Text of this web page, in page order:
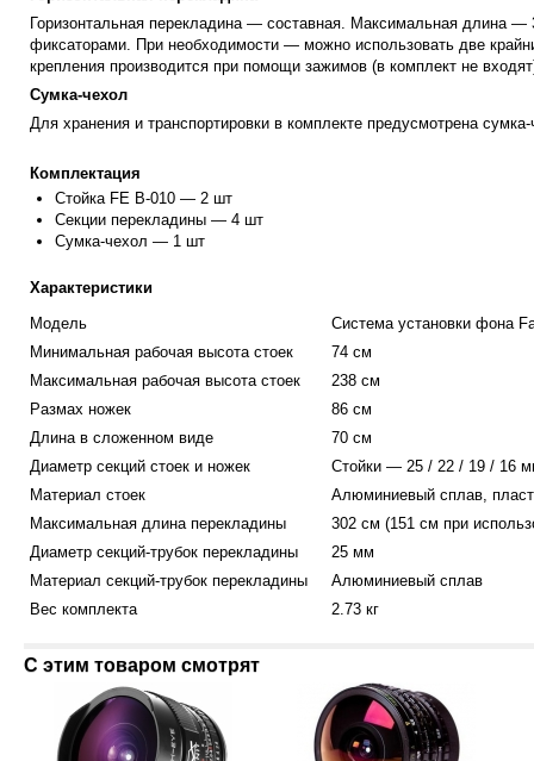
Горизонтальная перекладина — составная. Максимальная длина
фиксаторами. При необходимости — можно использовать две
крепления производится при помощи зажимов (в комплект не
Сумка-чехол
Для хранения и транспортировки в комплекте предусмотрена
Комплектация
Стойка FE B-010 — 2 шт
Секции перекладины — 4 шт
Сумка-чехол — 1 шт
Характеристики
Модель
Система установки фона
Минимальная рабочая высота стоек
74 см
Максимальная рабочая высота стоек
238 см
Размах ножек
86 см
Длина в сложенном виде
70 см
Диаметр секций стоек и ножек
Стойки — 25 / 22 / 19 / 16
Материал стоек
Алюминиевый сплав,
Максимальная длина перекладины
302 см (151 см при
Диаметр секций-трубок перекладины
25 мм
Материал секций-трубок перекладины
Алюминиевый сплав
Вес комплекта
2.73 кг
С этим товаром смотрят